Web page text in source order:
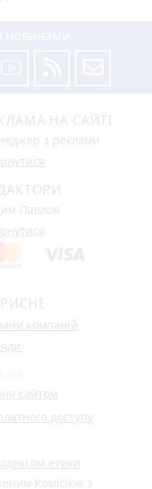
НА САЙТІ
з реклами
Павлов
компаній
сайтом
доступу
етики
Комісією з